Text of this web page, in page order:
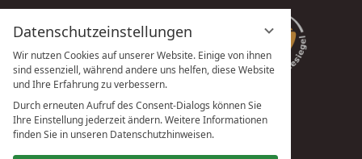
Datenschutzeinstellungen
Wir nutzen Cookies auf unserer Website. Einige von ihnen
sind essenziell, während andere uns helfen, diese Website
und Ihre Erfahrung zu verbessern.
Durch erneuten Aufruf des Consent-Dialogs können Sie
Ihre Einstellung jederzeit ändern. Weitere Informationen
finden Sie in unseren Datenschutzhinweisen.
vioma GmbH